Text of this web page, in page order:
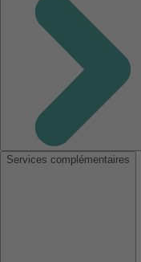
Services complémentaires